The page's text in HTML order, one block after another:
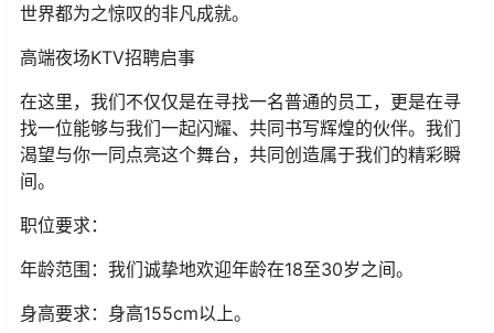
世界都为之惊叹的非凡成就。
高端夜场KTV招聘启事
在这里，我们不仅仅是在寻找一名普通的员工，更是在寻
找一位能够与我们一起闪耀、共同书写辉煌的伙伴。我们
渴望与你一同点亮这个舞台，共同创造属于我们的精彩瞬
间。
职位要求：
年龄范围：我们诚挚地欢迎年龄在18至30岁之间。
身高要求：身高155cm以上。